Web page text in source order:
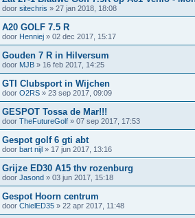
door sitechris » 27 jan 2018, 18:08
A20 GOLF 7.5 R
door Henniej » 02 dec 2017, 15:17
Gouden 7 R in Hilversum
door MJB » 16 feb 2017, 14:25
GTI Clubsport in Wijchen
door O2RS » 23 sep 2017, 09:09
GESPOT Tossa de Mar!!!
door TheFutureGolf » 07 sep 2017, 17:53
Gespot golf 6 gti abt
door bart nijl » 17 jun 2017, 13:16
Grijze ED30 A15 thv rozenburg
door Jasond » 03 jun 2017, 15:18
Gespot Hoorn centrum
door ChielED35 » 22 apr 2017, 11:48